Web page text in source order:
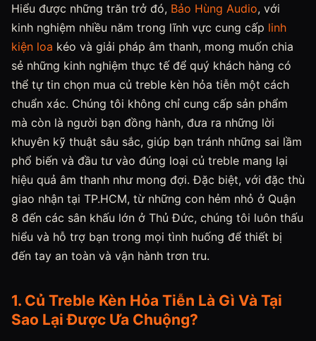
Hiểu được những trăn trở đó, Bảo Hùng Audio, với
kinh nghiệm nhiều năm trong lĩnh vực cung cấp linh
kiện loa kéo và giải pháp âm thanh, mong muốn chia
sẻ những kinh nghiệm thực tế để quý khách hàng có
thể tự tin chọn mua củ treble kèn hỏa tiễn một cách
chuẩn xác. Chúng tôi không chỉ cung cấp sản phẩm
mà còn là người bạn đồng hành, đưa ra những lời
khuyên kỹ thuật sâu sắc, giúp bạn tránh những sai lầm
phổ biến và đầu tư vào đúng loại củ treble mang lại
hiệu quả âm thanh như mong đợi. Đặc biệt, với đặc thù
giao nhận tại TP.HCM, từ những con hẻm nhỏ ở Quận
8 đến các sân khấu lớn ở Thủ Đức, chúng tôi luôn thấu
hiểu và hỗ trợ bạn trong mọi tình huống để thiết bị
đến tay an toàn và vận hành trơn tru.
1. Củ Treble Kèn Hỏa Tiễn Là Gì Và Tại
Sao Lại Được Ưa Chuộng?